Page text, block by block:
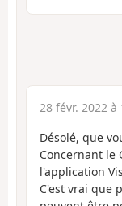
28 févr. 2022 à
Désolé, que
Concernant le
l'application
C'est vrai que